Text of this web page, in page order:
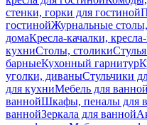
стенки, горки для гостиной
гостинойЖурнальные
домаКресла-качалки,
кухниСтолы, столики
барныеКухонный гарнитур
уголки, диваныСтульчики
для кухниМебель для ванной
ваннойШкафы, пеналы для
ваннойЗеркала для ванной